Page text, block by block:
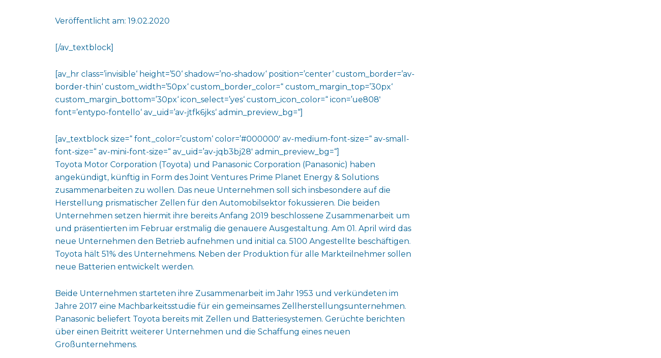
Veröffentlicht am: 19.02.2020
[/av_textblock]
[av_hr class=’invisible‘ height=’50‘ shadow=’no-shadow‘ position=’center‘ custom_border=’av-
border-thin‘ custom_width=’50px‘ custom_border_color=“ custom_margin_top=’30px‘
custom_margin_bottom=’30px‘ icon_select=’yes‘ custom_icon_color=“ icon=’ue808′
font=’entypo-fontello‘ av_uid=’av-jtfk6jks‘ admin_preview_bg=“]
[av_textblock size=“ font_color=’custom‘ color=’#000000′ av-medium-font-size=“ av-small-
font-size=“ av-mini-font-size=“ av_uid=’av-jqb3bj28′ admin_preview_bg=“]
Toyota Motor Corporation (Toyota) und Panasonic Corporation (Panasonic) haben
angekündigt, künftig in Form des Joint Ventures Prime Planet Energy & Solutions
zusammenarbeiten zu wollen. Das neue Unternehmen soll sich insbesondere auf die
Herstellung prismatischer Zellen für den Automobilsektor fokussieren. Die beiden
Unternehmen setzen hiermit ihre bereits Anfang 2019 beschlossene Zusammenarbeit um
und präsentierten im Februar erstmalig die genauere Ausgestaltung. Am 01. April wird das
neue Unternehmen den Betrieb aufnehmen und initial ca. 5100 Angestellte beschäftigen.
Toyota hält 51% des Unternehmens. Neben der Produktion für alle Markteilnehmer sollen
neue Batterien entwickelt werden.
Beide Unternehmen starteten ihre Zusammenarbeit im Jahr 1953 und verkündeten im
Jahre 2017 eine Machbarkeitsstudie für ein gemeinsames Zellherstellungsunternehmen.
Panasonic beliefert Toyota bereits mit Zellen und Batteriesystemen. Gerüchte berichten
über einen Beitritt weiterer Unternehmen und die Schaffung eines neuen
Großunternehmens.